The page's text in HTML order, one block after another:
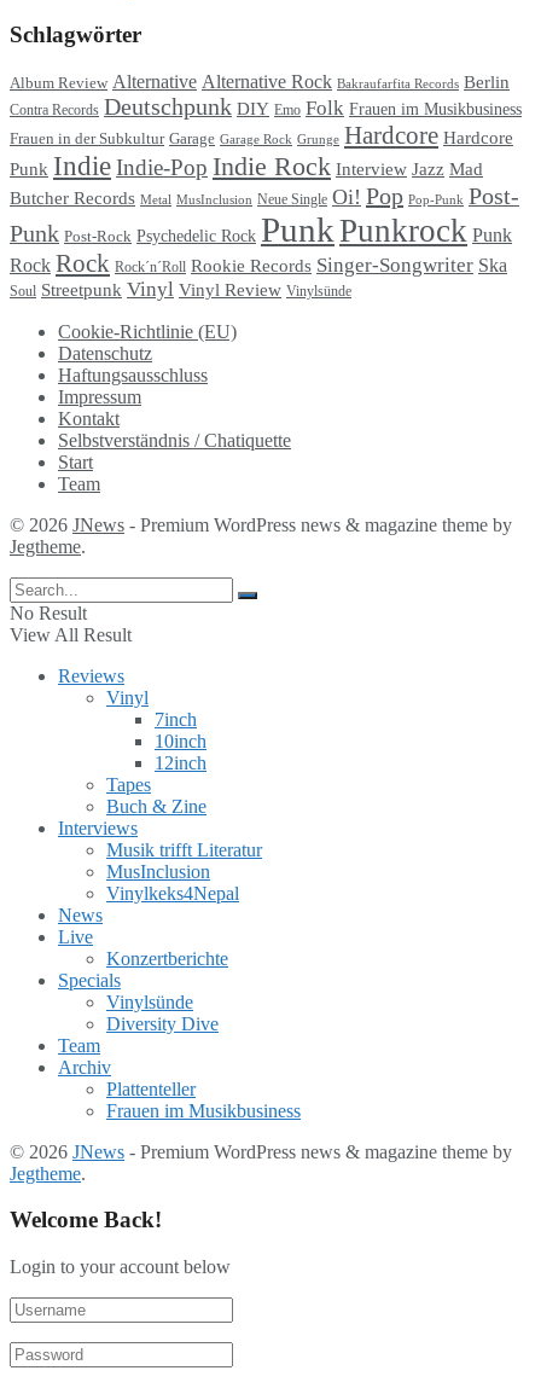
Schlagwörter
Album Review Alternative Alternative Rock Bakraufarfita Records Berlin
Contra Records Deutschpunk DIY Emo Folk Frauen im Musikbusiness
Frauen in der Subkultur Garage Garage Rock Grunge Hardcore Hardcore
Punk IndieIndie-Pop Indie Rock Interview Jazz Mad
Butcher Records Metal MusInclusion Neue Single Oi! Pop Pop-Punk Post-
Punk Post-Rock Psychedelic Rock PunkPunkrock Punk
Rock Rock Rock´n´Roll Rookie Records Singer-Songwriter Ska
Soul Streetpunk Vinyl Vinyl Review Vinylsünde
Cookie-Richtlinie (EU)
Datenschutz
Haftungsausschluss
Impressum
Kontakt
Selbstverständnis / Chatiquette
Start
Team
© 2026 JNews - Premium WordPress news & magazine theme by
Jegtheme.
No Result
View All Result
Reviews
Vinyl
7inch
10inch
12inch
Tapes
Buch & Zine
Interviews
Musik trifft Literatur
MusInclusion
Vinylkeks4Nepal
News
Live
Konzertberichte
Specials
Vinylsünde
Diversity Dive
Team
Archiv
Plattenteller
Frauen im Musikbusiness
© 2026 JNews - Premium WordPress news & magazine theme by
Jegtheme.
Welcome Back!
Login to your account below